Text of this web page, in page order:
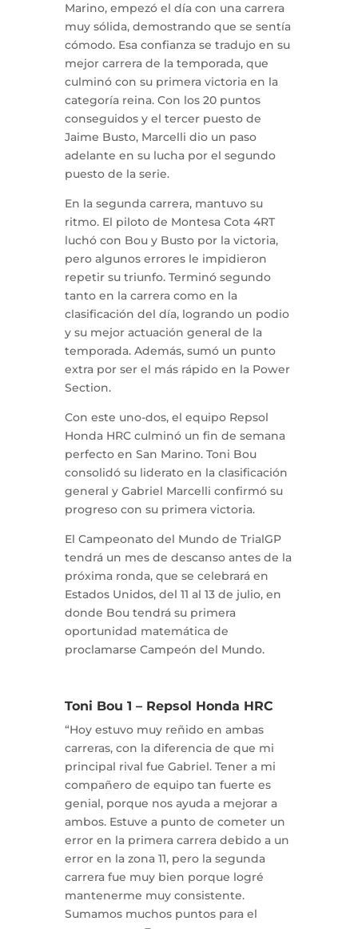
Marino, empezó el día con una carrera
muy sólida, demostrando que se sentía
cómodo. Esa confianza se tradujo en su
mejor carrera de la temporada, que
culminó con su primera victoria en la
categoría reina. Con los 20 puntos
conseguidos y el tercer puesto de
Jaime Busto, Marcelli dio un paso
adelante en su lucha por el segundo
puesto de la serie.
En la segunda carrera, mantuvo su
ritmo. El piloto de Montesa Cota 4RT
luchó con Bou y Busto por la victoria,
pero algunos errores le impidieron
repetir su triunfo. Terminó segundo
tanto en la carrera como en la
clasificación del día, logrando un podio
y su mejor actuación general de la
temporada. Además, sumó un punto
extra por ser el más rápido en la Power
Section.
Con este uno-dos, el equipo Repsol
Honda HRC culminó un fin de semana
perfecto en San Marino. Toni Bou
consolidó su liderato en la clasificación
general y Gabriel Marcelli confirmó su
progreso con su primera victoria.
El Campeonato del Mundo de TrialGP
tendrá un mes de descanso antes de la
próxima ronda, que se celebrará en
Estados Unidos, del 11 al 13 de julio, en
donde Bou tendrá su primera
oportunidad matemática de
proclamarse Campeón del Mundo.
Toni Bou 1 – Repsol Honda HRC
“Hoy estuvo muy reñido en ambas
carreras, con la diferencia de que mi
principal rival fue Gabriel. Tener a mi
compañero de equipo tan fuerte es
genial, porque nos ayuda a mejorar a
ambos. Estuve a punto de cometer un
error en la primera carrera debido a un
error en la zona 11, pero la segunda
carrera fue muy bien porque logré
mantenerme muy consistente.
Sumamos muchos puntos para el